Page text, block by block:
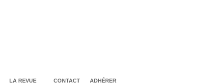
LA REVUE CONTACT ADHÉRER